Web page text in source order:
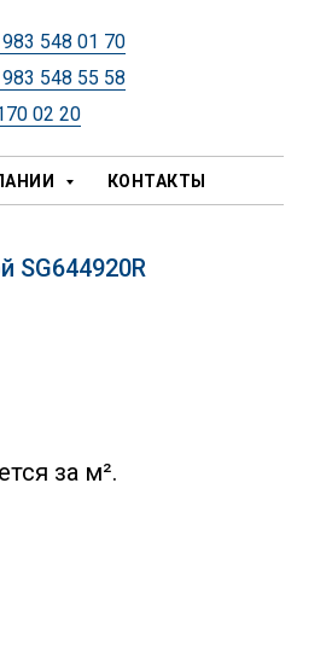
548 01 70
548 55 58
02 20
КОНТАКТЫ
SG644920R
за м².